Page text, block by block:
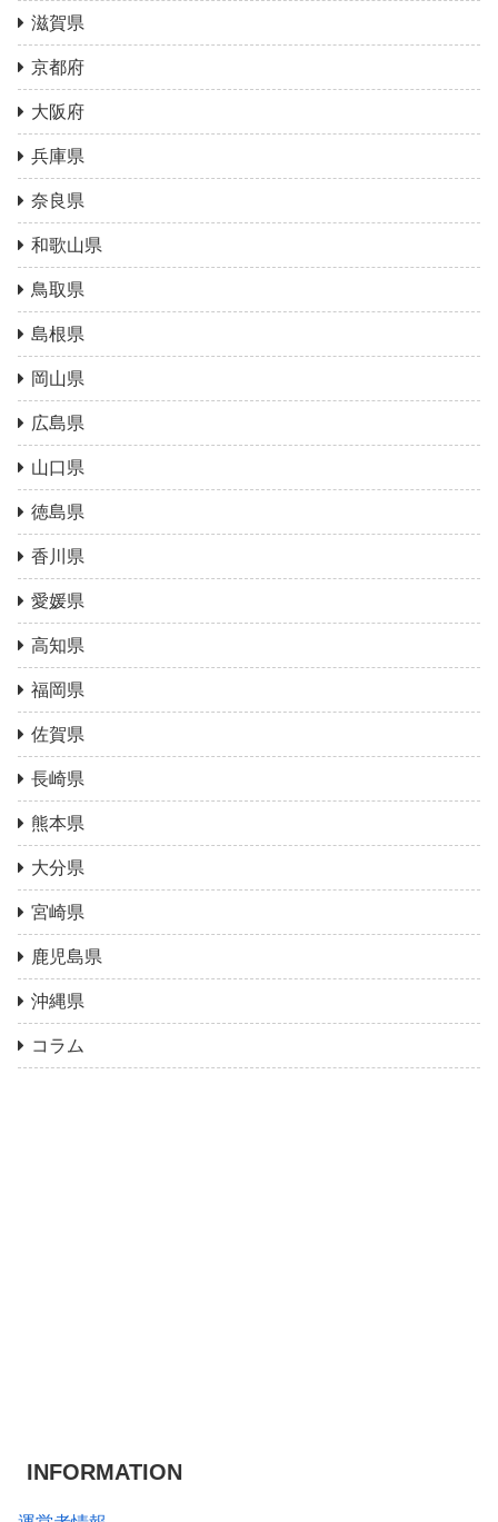
滋賀県
京都府
大阪府
兵庫県
奈良県
和歌山県
鳥取県
島根県
岡山県
広島県
山口県
徳島県
香川県
愛媛県
高知県
福岡県
佐賀県
長崎県
熊本県
大分県
宮崎県
鹿児島県
沖縄県
コラム
INFORMATION